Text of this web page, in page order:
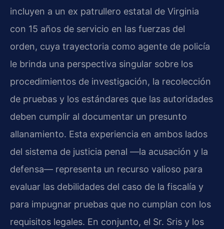
incluyen a un ex patrullero estatal de Virginia
con 15 años de servicio en las fuerzas del
orden, cuya trayectoria como agente de policía
le brinda una perspectiva singular sobre los
procedimientos de investigación, la recolección
de pruebas y los estándares que las autoridades
deben cumplir al documentar un presunto
allanamiento. Esta experiencia en ambos lados
del sistema de justicia penal —la acusación y la
defensa— representa un recurso valioso para
evaluar las debilidades del caso de la fiscalía y
para impugnar pruebas que no cumplan con los
requisitos legales. En conjunto, el Sr. Sris y los